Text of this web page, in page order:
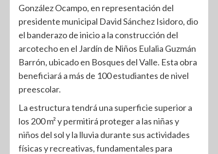
González Ocampo, en representación del
presidente municipal David Sánchez Isidoro, dio
el banderazo de inicio a la construcción del
arcotecho en el Jardín de Niños Eulalia Guzmán
Barrón, ubicado en Bosques del Valle. Esta obra
beneficiará a más de 100 estudiantes de nivel
preescolar.
La estructura tendrá una superficie superior a
los 200 m² y permitirá proteger a las niñas y
niños del sol y la lluvia durante sus actividades
físicas y recreativas, fundamentales para